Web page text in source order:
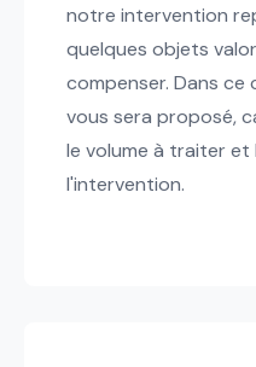
notre intervention
quelques objets
compenser. Dans ce
vous sera proposé,
le volume à traiter et
l'intervention.